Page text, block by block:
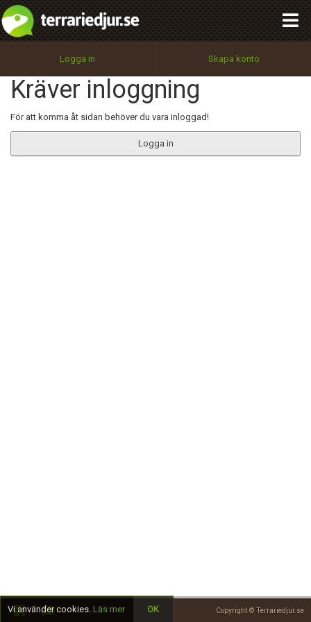
Logga in Skapa konto
Kräver inloggning
För att komma åt sidan behöver du vara inloggad!
Logga in
Copyright © Terrariedjur.se
Utför
100%
OK
integritetspolicy
Namn:
Epost:
Begär nytt lösenord
Tillbaka till förstasidan
Vi använder cookies. Läs mer OK